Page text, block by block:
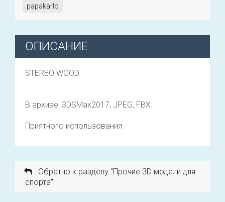
papakarlo
ОПИСАНИЕ
STEREO WOOD
В архиве: 3DSMax2017, JPEG, FBX.
Приятного использования
Обратно к разделу "Прочие 3D модели для
спорта"